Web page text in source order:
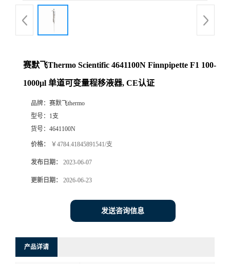
赛默飞Thermo Scientific 4641100N Finnpipette F1 100-
1000μl 单道可变量程移液器, CE认证
品牌： 赛默飞thermo
型号： 1支
货号： 4641100N
价格： ￥4784.41845891541/支
发布日期： 2023-06-07
更新日期： 2026-06-23
发送咨询信息
产品详请